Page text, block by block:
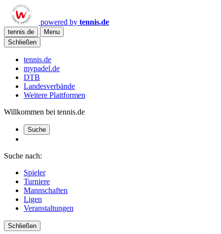
powered by tennis.de
tennis.de
Menu
Schließen
tennis.de
mypadel.de
DTB
Landesverbände
Weitere Plattformen
Willkommen bei tennis.de
Suche
Suche nach:
Spieler
Turniere
Mannschaften
Ligen
Veranstaltungen
Schließen